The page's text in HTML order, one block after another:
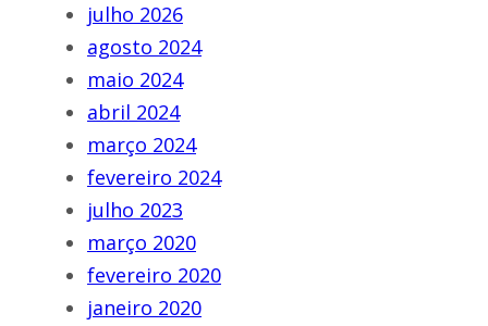
julho 2026
agosto 2024
maio 2024
abril 2024
março 2024
fevereiro 2024
julho 2023
março 2020
fevereiro 2020
janeiro 2020